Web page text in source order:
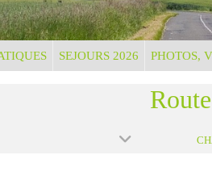
SEJOURS 2026 PHOTOS,
Route